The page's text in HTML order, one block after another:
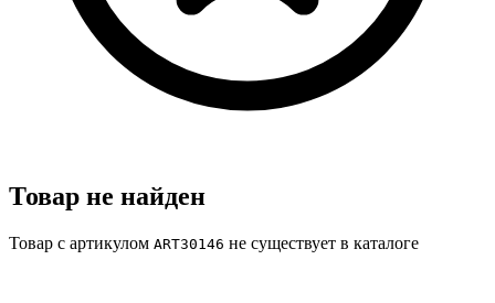
Товар не найден
Товар с артикулом ART30146 не существует в каталоге